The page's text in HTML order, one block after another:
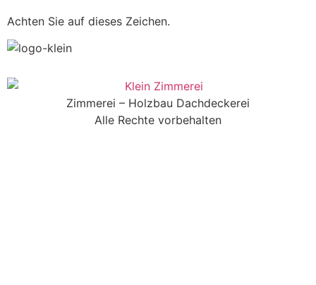
Achten Sie auf dieses Zeichen.
Zimmerei – Holzbau Dachdeckerei
Alle Rechte vorbehalten